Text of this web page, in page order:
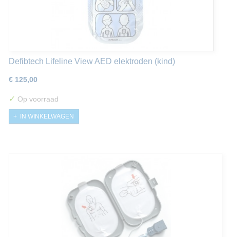
Defibtech Lifeline View AED elektroden (kind)
€ 125,00
✓ Op voorraad
IN WINKELWAGEN